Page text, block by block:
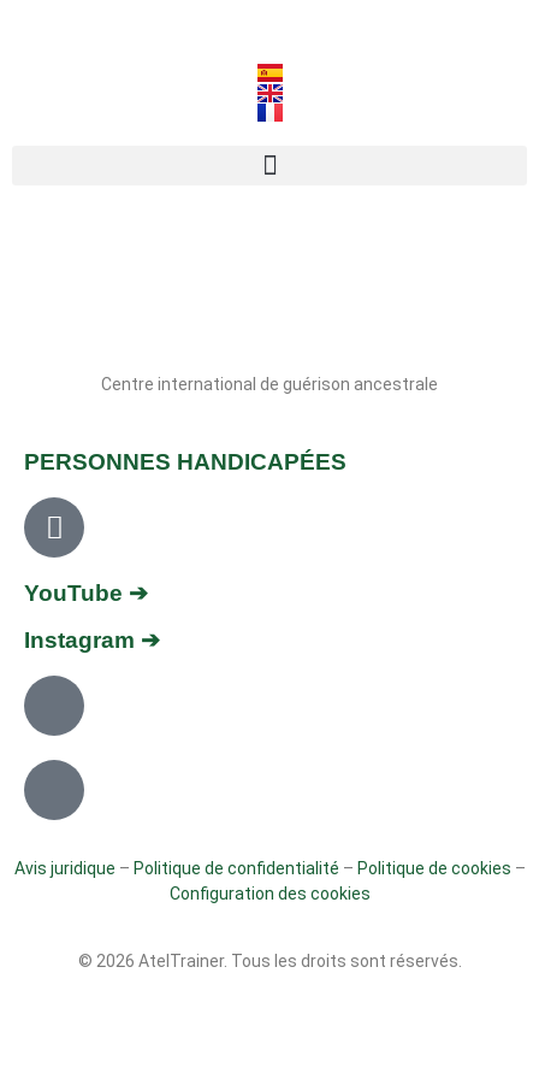
Centre international de guérison ancestrale
PERSONNES HANDICAPÉES
YouTube ➔
Instagram ➔
Avis juridique – Politique de confidentialité – Politique de cookies –
Configuration des cookies
© 2026 AtelTrainer. Tous les droits sont réservés.